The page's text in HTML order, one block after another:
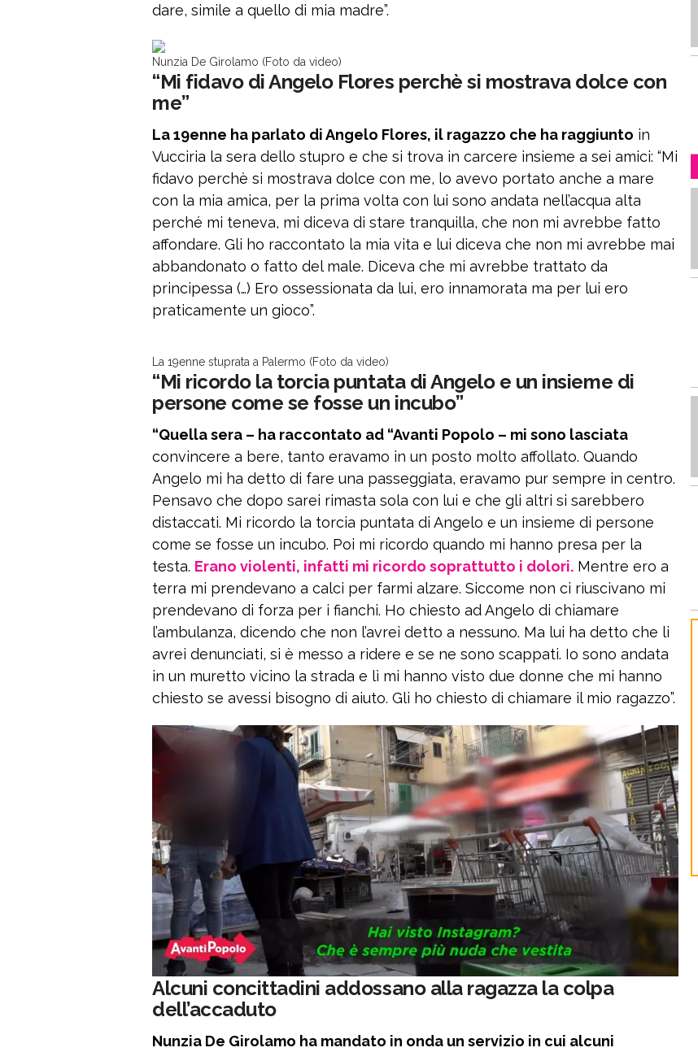
dare, simile a quello di mia madre”.
Nunzia De Girolamo (Foto da video)
“Mi fidavo di Angelo Flores perchè si mostrava dolce con
me”
La 19enne ha parlato di Angelo Flores, il ragazzo che ha raggiunto in
Vucciria la sera dello stupro e che si trova in carcere insieme a sei amici: “Mi
fidavo perchè si mostrava dolce con me, lo avevo portato anche a mare
con la mia amica, per la prima volta con lui sono andata nell’acqua alta
perché mi teneva, mi diceva di stare tranquilla, che non mi avrebbe fatto
affondare. Gli ho raccontato la mia vita e lui diceva che non mi avrebbe mai
abbandonato o fatto del male. Diceva che mi avrebbe trattato da
principessa (…) Ero ossessionata da lui, ero innamorata ma per lui ero
praticamente un gioco”.
La 19enne stuprata a Palermo (Foto da video)
“Mi ricordo la torcia puntata di Angelo e un insieme di
persone come se fosse un incubo”
“Quella sera – ha raccontato ad “Avanti Popolo – mi sono lasciata
convincere a bere, tanto eravamo in un posto molto affollato. Quando
Angelo mi ha detto di fare una passeggiata, eravamo pur sempre in centro.
Pensavo che dopo sarei rimasta sola con lui e che gli altri si sarebbero
distaccati. Mi ricordo la torcia puntata di Angelo e un insieme di persone
come se fosse un incubo. Poi mi ricordo quando mi hanno presa per la
testa. Erano violenti, infatti mi ricordo soprattutto i dolori. Mentre ero a
terra mi prendevano a calci per farmi alzare. Siccome non ci riuscivano mi
prendevano di forza per i fianchi. Ho chiesto ad Angelo di chiamare
l’ambulanza, dicendo che non l’avrei detto a nessuno. Ma lui ha detto che li
avrei denunciati, si è messo a ridere e se ne sono scappati. Io sono andata
in un muretto vicino la strada e lì mi hanno visto due donne che mi hanno
chiesto se avessi bisogno di aiuto. Gli ho chiesto di chiamare il mio ragazzo”.
Alcuni concittadini addossano alla ragazza la colpa
dell’accaduto
Nunzia De Girolamo ha mandato in onda un servizio in cui alcuni